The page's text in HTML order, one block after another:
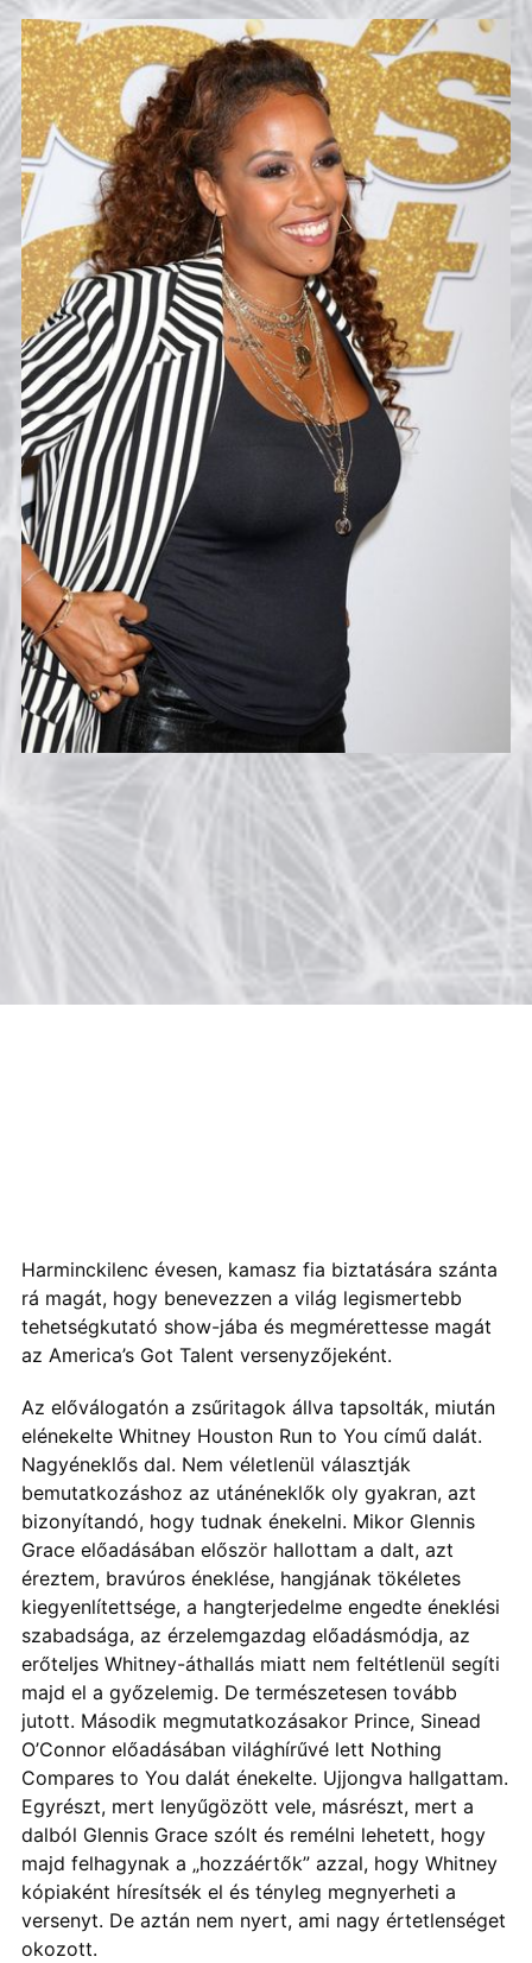
Harminckilenc évesen, kamasz fia biztatására szánta
rá magát, hogy benevezzen a világ legismertebb
tehetségkutató show-jába és megmérettesse magát
az America’s Got Talent versenyzőjeként.
Az előválogatón a zsűritagok állva tapsolták, miután
elénekelte Whitney Houston Run to You című dalát.
Nagyéneklős dal. Nem véletlenül választják
bemutatkozáshoz az utánéneklők oly gyakran, azt
bizonyítandó, hogy tudnak énekelni. Mikor Glennis
Grace előadásában először hallottam a dalt, azt
éreztem, bravúros éneklése, hangjának tökéletes
kiegyenlítettsége, a hangterjedelme engedte éneklési
szabadsága, az érzelemgazdag előadásmódja, az
erőteljes Whitney-áthallás miatt nem feltétlenül segíti
majd el a győzelemig. De természetesen tovább
jutott. Második megmutatkozásakor Prince, Sinead
O’Connor előadásában világhírűvé lett Nothing
Compares to You dalát énekelte. Ujjongva hallgattam.
Egyrészt, mert lenyűgözött vele, másrészt, mert a
dalból Glennis Grace szólt és remélni lehetett, hogy
majd felhagynak a „hozzáértők” azzal, hogy Whitney
kópiaként híresítsék el és tényleg megnyerheti a
versenyt. De aztán nem nyert, ami nagy értetlenséget
okozott.